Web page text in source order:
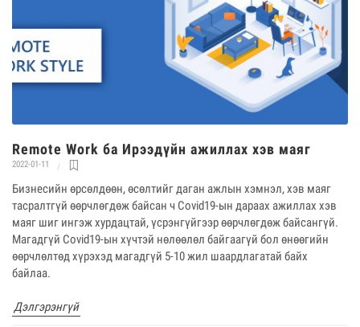
Remote Work ба Ирээдүйн ажиллах хэв маяг
2022-01-11
Бизнесийн өрсөлдөөн, өсөлтийг даган ажлын хэмнэл, хэв маяг
тасралтгүй өөрчлөгдөж байсан ч Covid19-ын дараах ажиллах хэв
маяг шиг ингэж хурдацтай, үсрэнгүйгээр өөрчлөгдөж байсангүй.
Магадгүй Covid19-ын хүчтэй нөлөөлөл байгаагүй бол өнөөгийн
өөрчлөлтөд хүрэхэд магадгүй 5-10 жил шаардлагатай байх
байлаа.
Дэлгэрэнгүй